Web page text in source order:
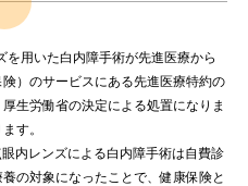
用いた白内障手術が先進医療から
）のサービスにある先進医療特約の
生労働省の決定による処置になりま
す。
内レンズによる白内障手術は自費診
の対象になったことで、健康保険と